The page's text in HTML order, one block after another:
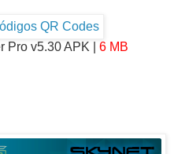
Pro v5.30 APK | 6 MB